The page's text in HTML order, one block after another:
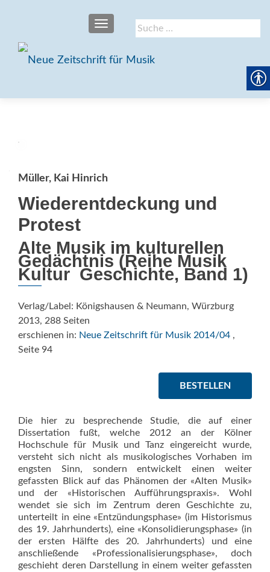
Suche
nach:
SCHALTE NAVIGATION
Müller, Kai Hinrich
Wiederentdeckung und
Protest
Alte Musik im kulturellen
Gedächtnis (Reihe Musik 
Kultur  Geschichte, Band 1)
Verlag/Label: Königshausen & Neumann, Würzburg
2013, 288 Seiten
erschienen in: Neue Zeitschrift für Musik 2014/04 ,
Seite 94
BESTELLEN
Die hier zu besprechende Studie, die auf einer
Dissertation fußt, welche 2012 an der Kölner
Hochschule für Musik und Tanz eingereicht wurde,
versteht sich nicht als musikologisches Vorhaben im
engsten Sinn, sondern entwickelt einen weiter
gefassten Blick auf das Phänomen der «Alten Musik»
und der «Historischen Aufführungspraxis». Wohl
wendet sie sich im Zentrum deren Geschichte zu,
unterteilt in eine «Entzündungsphase» (im Historismus
des 19. Jahrhunderts), eine «Konsolidierungsphase» (in
der ersten Hälfte des 20. Jahrhunderts) und eine
anschließende «Professionalisierungsphase», doch
geschieht deren Darstellung in einem weiter gefassten